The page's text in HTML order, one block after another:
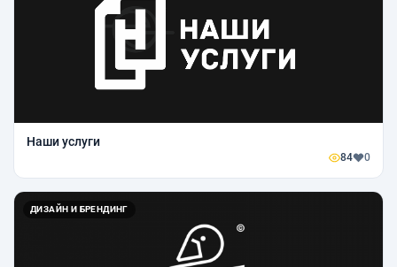
Наши услуги
84 0
ДИЗАЙН И БРЕНДИНГ